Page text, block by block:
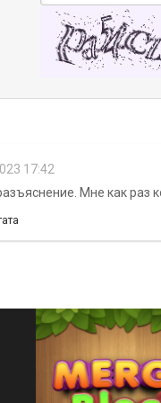
17:42
Мне как раз